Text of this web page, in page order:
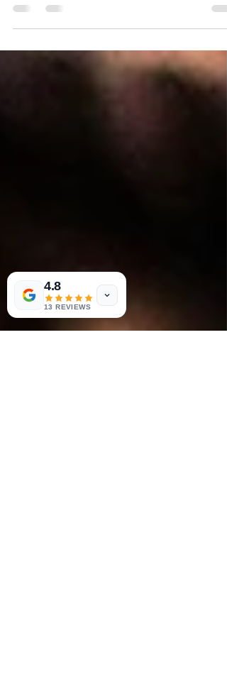
Aujourd’hui, je vous invite à découvrir
comment transformer votre chez-vous en
raffiné livré chez soi.
4.8
13 REVIEWS